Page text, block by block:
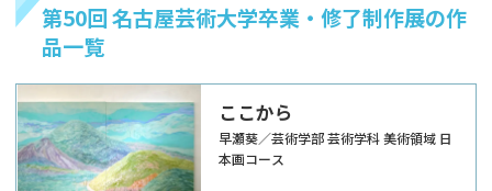
第50回 名古屋芸術大学卒業・修了制作展の作
品一覧
ここから
早瀬葵／芸術学部 芸術学科 美術領域 日
本画コース